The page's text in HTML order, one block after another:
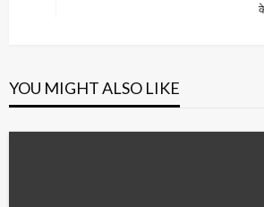
YOU MIGHT ALSO LIKE